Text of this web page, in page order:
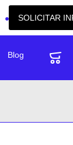
SOLICITAR
Blog